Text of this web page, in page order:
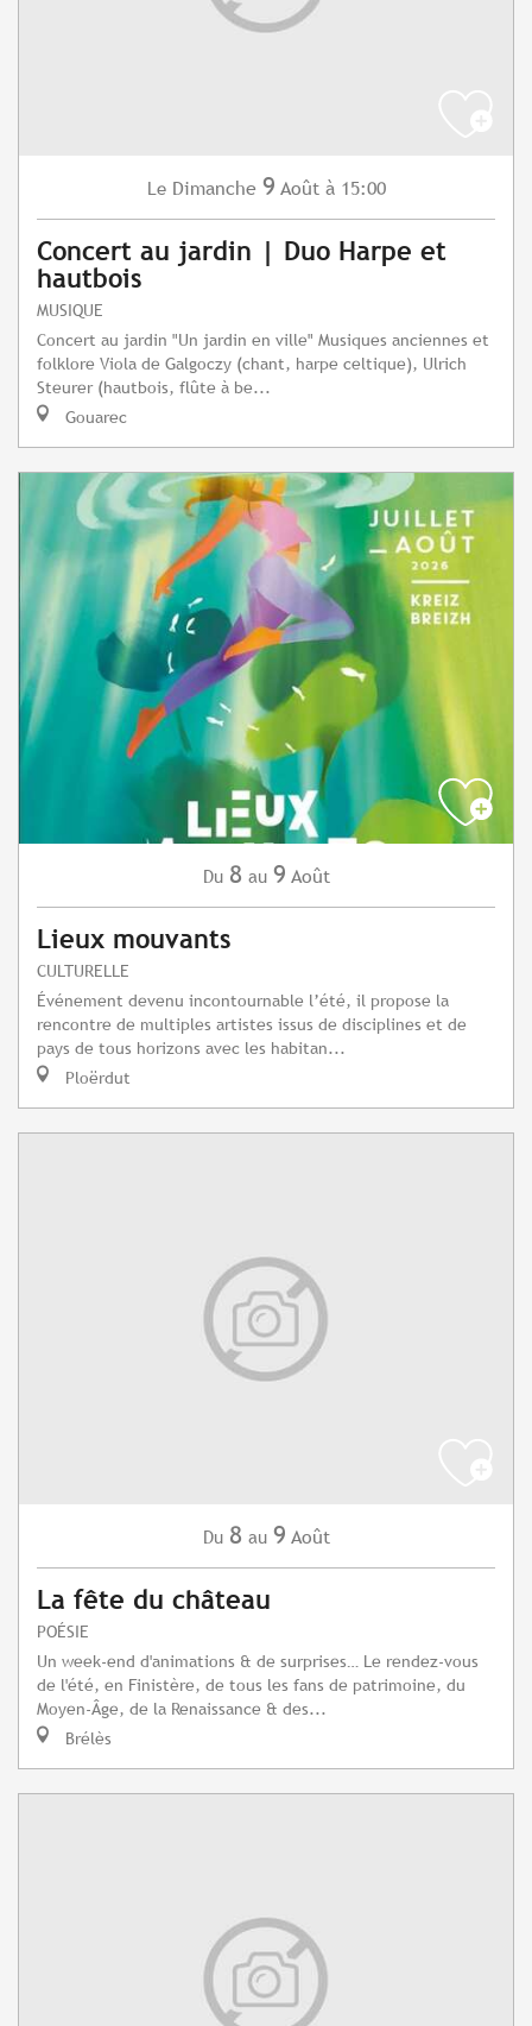
Le Dimanche 9 Août à 15:00
Concert au jardin | Duo Harpe et
hautbois
MUSIQUE
Concert au jardin "Un jardin en ville" Musiques anciennes et
folklore Viola de Galgoczy (chant, harpe celtique), Ulrich
Steurer (hautbois, flûte à be...
Gouarec
Du 8 au 9 Août
Lieux mouvants
CULTURELLE
Événement devenu incontournable l’été, il propose la
rencontre de multiples artistes issus de disciplines et de
pays de tous horizons avec les habitan...
Ploërdut
Du 8 au 9 Août
La fête du château
POÉSIE
Un week-end d'animations & de surprises… Le rendez-vous
de l'été, en Finistère, de tous les fans de patrimoine, du
Moyen-Âge, de la Renaissance & des...
Brélès